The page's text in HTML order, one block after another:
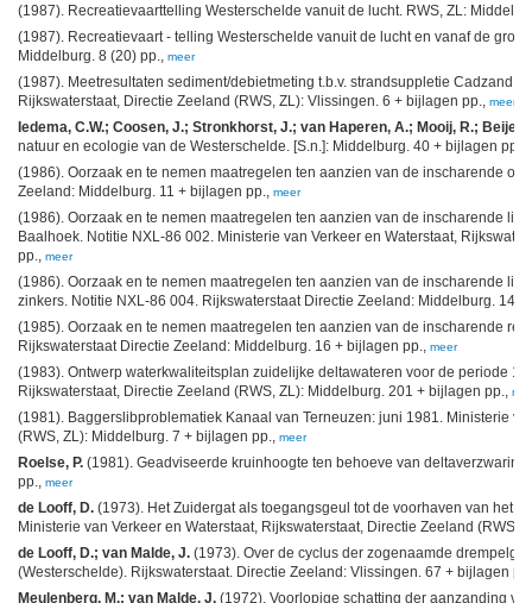
(1987). Recreatievaarttelling Westerschelde vanuit de lucht. RWS, ZL:
(1987). Recreatievaart - telling Westerschelde vanuit de lucht en vanaf de
Middelburg. 8 (20) pp.,
meer
(1987). Meetresultaten sediment/debietmeting t.b.v. strandsuppletie Cadzand:
Rijkswaterstaat, Directie Zeeland (RWS, ZL): Vlissingen. 6 + bijlagen pp.,
meer
Iedema, C.W.; Coosen, J.; Stronkhorst, J.; van Haperen, A.; Mooij, R.;
natuur en ecologie van de Westerschelde. [S.n.]: Middelburg. 40 + bijlagen pp.,
(1986). Oorzaak en te nemen maatregelen ten aanzien van de inscharende
Zeeland: Middelburg. 11 + bijlagen pp.,
meer
(1986). Oorzaak en te nemen maatregelen ten aanzien van de inscharende
Baalhoek. Notitie NXL-86 002. Ministerie van Verkeer en Waterstaat,
pp.,
meer
(1986). Oorzaak en te nemen maatregelen ten aanzien van de inscharende
zinkers. Notitie NXL-86 004. Rijkswaterstaat Directie Zeeland: Middelburg. 14
(1985). Oorzaak en te nemen maatregelen ten aanzien van de inscharende
Rijkswaterstaat Directie Zeeland: Middelburg. 16 + bijlagen pp.,
meer
(1983). Ontwerp waterkwaliteitsplan zuidelijke deltawateren voor de periode
Rijkswaterstaat, Directie Zeeland (RWS, ZL): Middelburg. 201 + bijlagen pp.,
(1981). Baggerslibproblematiek Kanaal van Terneuzen: juni 1981. Ministerie
(RWS, ZL): Middelburg. 7 + bijlagen pp.,
meer
Roelse, P. (1981). Geadviseerde kruinhoogte ten behoeve van
pp.,
meer
de Looff, D. (1973). Het Zuidergat als toegangsgeul tot de voorhaven van het
Ministerie van Verkeer en Waterstaat, Rijkswaterstaat, Directie Zeeland (RWS,
de Looff, D.; van Malde, J. (1973). Over de cyclus der zogenaamde
(Westerschelde). Rijkswaterstaat. Directie Zeeland: Vlissingen. 67 + bijlagen
Meulenberg, M.; van Malde, J. (1972). Voorlopige schatting der aanzanding